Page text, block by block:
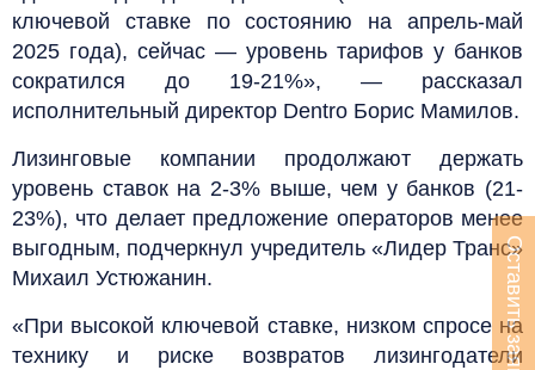
ключевой ставке по состоянию на апрель-май
2025 года), сейчас — уровень тарифов у банков
сократился до 19-21%», — рассказал
исполнительный директор Dentro Борис Мамилов.
Лизинговые компании продолжают держать
уровень ставок на 2-3% выше, чем у банков (21-
23%), что делает предложение операторов менее
выгодным, подчеркнул учредитель «Лидер Транс»
Михаил Устюжанин.
«При высокой ключевой ставке, низком спросе на
технику и риске возвратов лизингодатели
Оставить заявку